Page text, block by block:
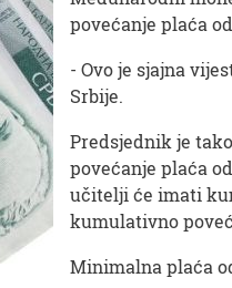
povećanje plaća
- Ovo je sjajna
Srbije.
Predsjednik je
povećanje plaća
učitelji će imati
kumulativno
Minimalna plaća